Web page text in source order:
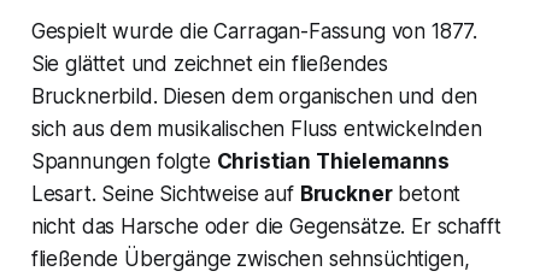
Gespielt wurde die Carragan-Fassung von 1877.
Sie glättet und zeichnet ein fließendes
Brucknerbild. Diesen dem organischen und den
sich aus dem musikalischen Fluss entwickelnden
Spannungen folgte Christian Thielemanns
Lesart. Seine Sichtweise auf Brucknerbetont
nicht das Harsche oder die Gegensätze. Er schafft
fließende Übergänge zwischen sehnsüchtigen,